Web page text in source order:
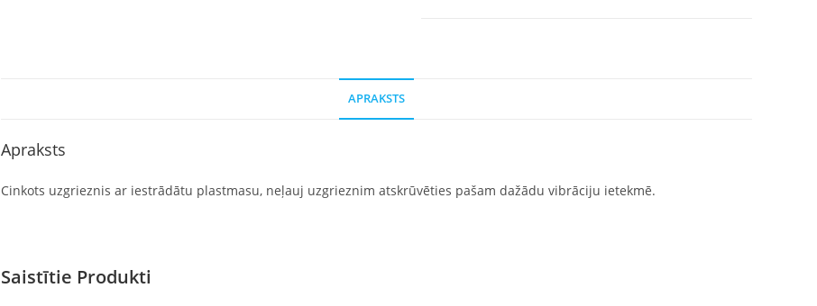
APRAKSTS
Apraksts
Cinkots uzgrieznis ar iestrādātu plastmasu, neļauj uzgrieznim atskrūvēties pašam dažādu vibrāciju ietekmē.
Saistītie Produkti